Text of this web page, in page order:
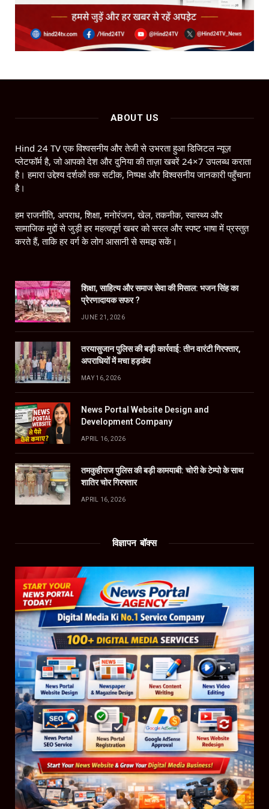
ABOUT US
Hind 24 TV एक विश्वसनीय और तेजी से उभरता हुआ डिजिटल न्यूज़
प्लेटफॉर्म है, जो आपको देश और दुनिया की ताज़ा खबरें 24×7 उपलब्ध कराता
है। हमारा उद्देश्य दर्शकों तक सटीक, निष्पक्ष और विश्वसनीय जानकारी पहुँचाना
है।
हम राजनीति, अपराध, शिक्षा, मनोरंजन, खेल, तकनीक, स्वास्थ्य और
सामाजिक मुद्दों से जुड़ी हर महत्वपूर्ण खबर को सरल और स्पष्ट भाषा में प्रस्तुत
करते हैं, ताकि हर वर्ग के लोग आसानी से समझ सकें।
शिक्षा, साहित्य और समाज सेवा की मिसाल: भजन सिंह का
प्रेरणादायक सफर ?
JUNE 21, 2026
तरयासुजान पुलिस की बड़ी कार्रवाई: तीन वारंटी गिरफ्तार,
अपराधियों में मचा हड़कंप
MAY 16, 2026
News Portal Website Design and
Development Company
APRIL 16, 2026
तमकुहीराज पुलिस की बड़ी कामयाबी: चोरी के टेम्पो के साथ
शातिर चोर गिरफ्तार
APRIL 16, 2026
विज्ञापन बॉक्स